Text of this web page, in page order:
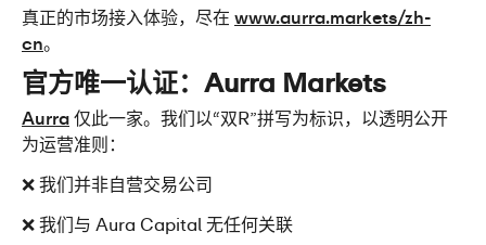
真正的市场接入体验，尽在 www.aurra.markets/zh-
cn。
官方唯一认证：Aurra Markets
Aurra 仅此一家。我们以“双R”拼写为标识，以透明公开
为运营准则：
❌ 我们并非自营交易公司
❌ 我们与 Aura Capital 无任何关联